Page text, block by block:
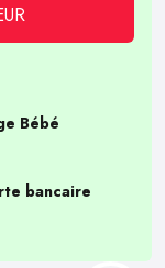
Bébé
bancaire